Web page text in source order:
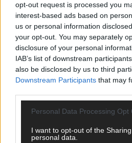
opt-out request is processed you
interest-based ads based on
us or personal information
your opt-out. You may separately
disclosure of your personal
IAB’s list of downstream
also be disclosed by us to third
Downstream Participants that may
Personal Data Processing Opt
I want to opt-out of the
personal data.
ANZEIGE